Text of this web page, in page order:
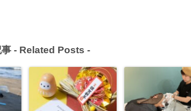
- Related Posts -